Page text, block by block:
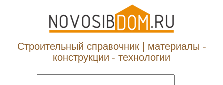
Строительный справочник | материалы -
конструкции - технологии